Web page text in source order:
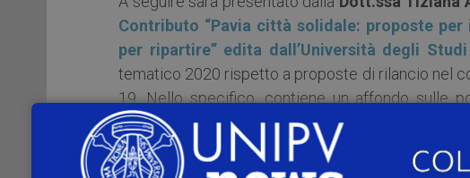
Contributo “Pavia città solidale: proposte
per ripartire” edita dall’Università degli
tematico 2020 rispetto a proposte di rilancio nel
19. Nello specifico, contiene un affondo sulle
rispetto al contesto di crisi consolidato,
l’efficacia delle
policy rispetto ai bisogni sociali